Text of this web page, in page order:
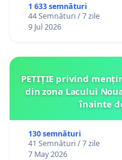
1 633 semnături
44 Semnături / 7 zile
9 Jul 2026
PETIȚIE privind
din zona Lacului
înainte
130 semnături
41 Semnături / 7 zile
7 May 2026